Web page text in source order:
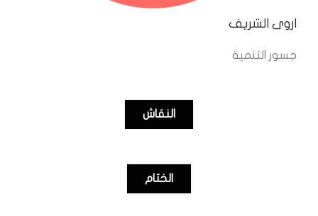
اروى الشريف
جسور التنمية
النقاش
الختام